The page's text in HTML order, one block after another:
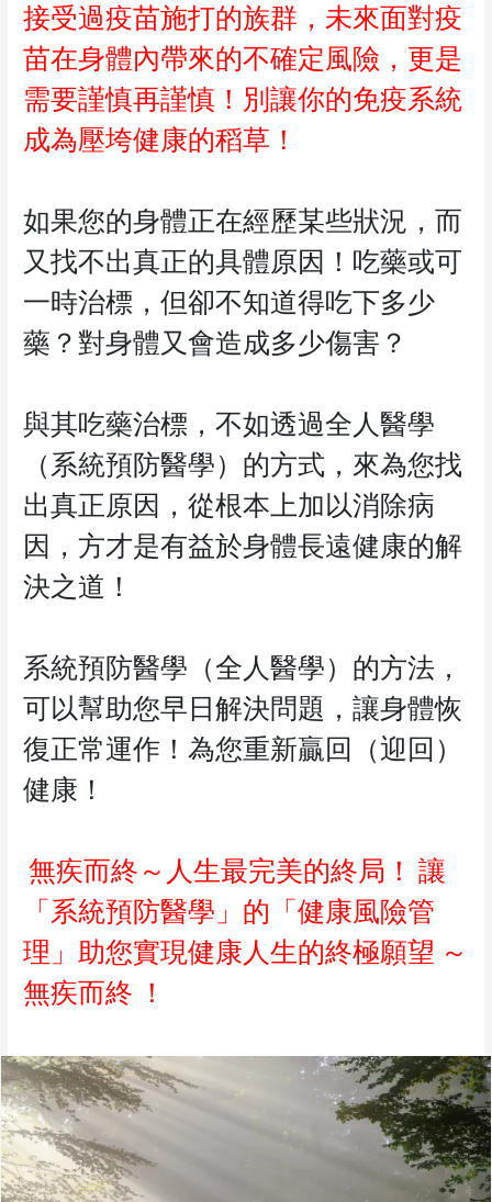
接受過疫苗施打的族群，未來面對疫
苗在身體內帶來的不確定風險，更是
需要謹慎再謹慎！別讓你的免疫系統
成為壓垮健康的稻草！
如果您的身體正在經歷某些狀況，而
又找不出真正的具體原因！吃藥或可
一時治標，但卻不知道得吃下多少
藥？對身體又會造成多少傷害？
與其吃藥治標，不如透過全人醫學
（系統預防醫學）的方式，來為您找
出真正原因，從根本上加以消除病
因，方才是有益於身體長遠健康的解
決之道！
系統預防醫學（全人醫學）的方法，
可以幫助您早日解決問題，讓身體恢
復正常運作！為您重新贏回（迎回）
健康！
無疾而終～人生最完美的終局！ 讓
「系統預防醫學」的「健康風險管
理」助您實現健康人生的終極願望 ～
無疾而終 ！